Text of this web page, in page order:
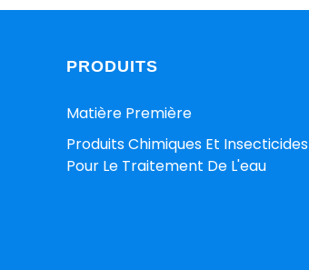
PRODUITS
Matière Première
Produits Chimiques Et Insecticides
Pour Le Traitement De L'eau